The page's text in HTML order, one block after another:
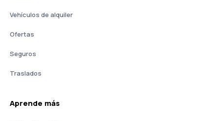
Vehículos de alquiler
Ofertas
Seguros
Traslados
Aprende más